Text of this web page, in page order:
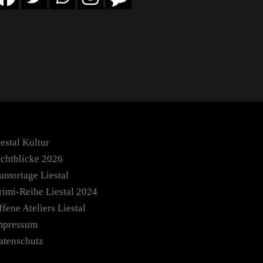
Kultur
2026
Liestal
Reihe Liestal 2024
Ateliers Liestal